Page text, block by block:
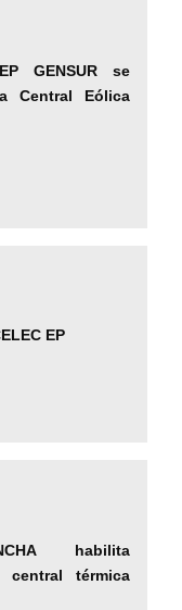
GENSUR se
Central Eólica
EP
habilita
central térmica